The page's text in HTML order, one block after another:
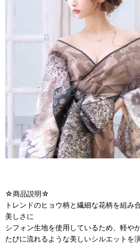
☆商品説明☆
トレンドのヒョウ柄と繊細な花柄を組み
美しさに
シフォン生地を使用しているため、軽や
たびに流れるような美しいシルエットを